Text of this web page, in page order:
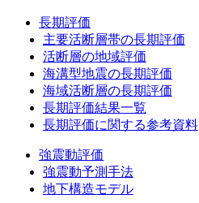
長期評価
主要活断層帯の長期評価
活断層の地域評価
海溝型地震の長期評価
海域活断層の長期評価
長期評価結果一覧
長期評価に関する参考資料
強震動評価
強震動予測手法
地下構造モデル